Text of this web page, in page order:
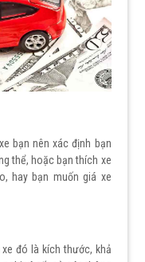
bạn nên xác định bạn
thể, hoặc bạn thích xe
hay bạn muốn giá xe
đó là kích thước, khả